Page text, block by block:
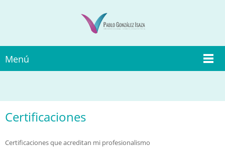
Menú
Certificaciones
Certificaciones que acreditan mi profesionalismo